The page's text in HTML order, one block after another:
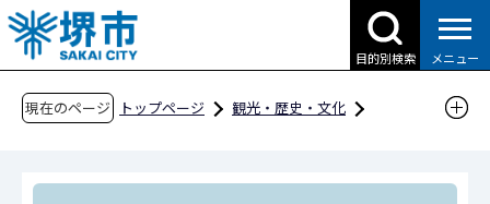
こ
の
ペ
目的別検索 メニュー
現在のページ トップページ
観光・歴史・文化
文化財のお知らせ